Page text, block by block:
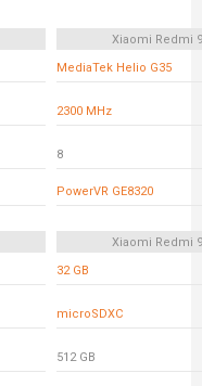
Xiaomi Redmi
MediaTek Helio G35
2300 MHz
8
PowerVR GE8320
Xiaomi Redmi
32 GB
microSDXC
512 GB